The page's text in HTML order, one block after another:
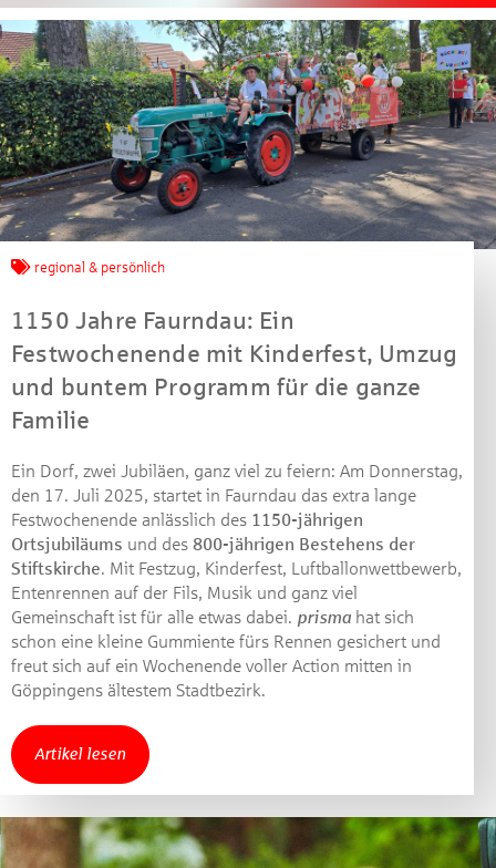
regional & persönlich
1150 Jahre Faurndau: Ein
Festwochenende mit Kinderfest, Umzug
und buntem Programm für die ganze
Familie
Ein Dorf, zwei Jubiläen, ganz viel zu feiern: Am Donnerstag,
den 17. Juli 2025, startet in Faurndau das extra lange
Festwochenende anlässlich des 1150-jährigen
Ortsjubiläums und des 800-jährigen Bestehens der
Stiftskirche. Mit Festzug, Kinderfest, Luftballonwettbewerb,
Entenrennen auf der Fils, Musik und ganz viel
Gemeinschaft ist für alle etwas dabei. prisma hat sich
schon eine kleine Gummiente fürs Rennen gesichert und
freut sich auf ein Wochenende voller Action mitten in
Göppingens ältestem Stadtbezirk.
Artikel lesen
Jetzt mitmachen und
gewinnen!
Dezember 2021 verlosen wir 10 Gutscheine des
Treffpunkt Gold der Kreissparkasse Göppingen im Wert
Beantworten Sie einfach folgende Frage:
Welches Jubiläum feiert die Kreissparkasse